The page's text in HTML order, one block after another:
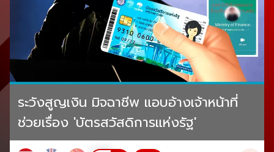
ระวังสูญเงิน มิจฉาชีพ แอบอ้างเจ้าหน้าที่
ช่วยเรื่อง 'บัตรสวัสดิการแห่งรัฐ'